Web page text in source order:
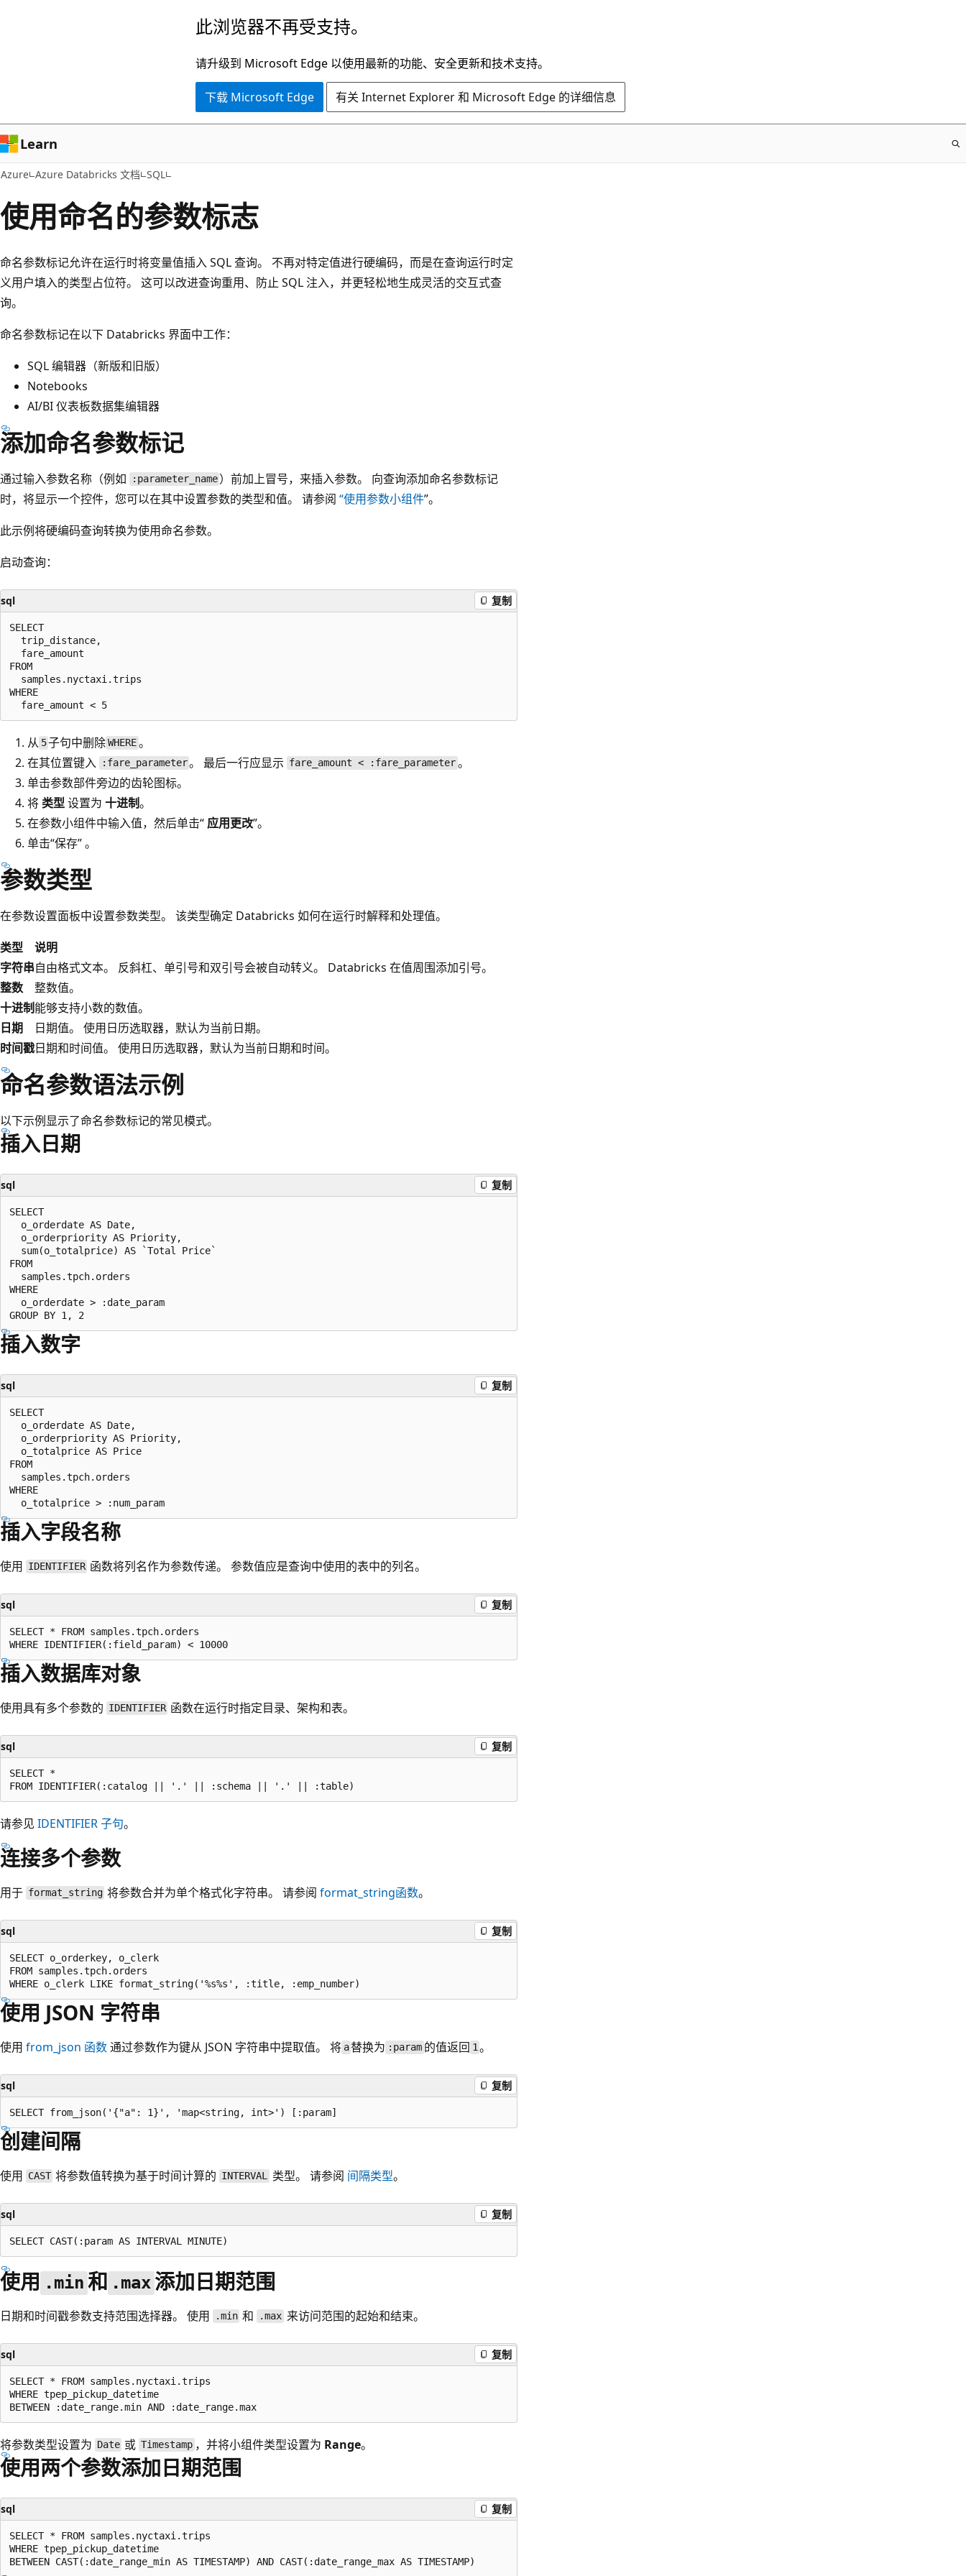
容
此浏览器不再受支持。
请升级到 Microsoft Edge 以使用最新的功能、安全更新和技术支持。
下载 Microsoft Edge 有关 Internet Explorer 和 Microsoft Edge 的详细信息
Learn
Azure Azure Databricks 文档 SQL
使用命名的参数标志
命名参数标记允许在运行时将变量值插入 SQL 查询。 不再对特定值进行硬编码，而是在查询运行时定
义用户填入的类型占位符。 这可以改进查询重用、防止 SQL 注入，并更轻松地生成灵活的交互式查
询。
命名参数标记在以下 Databricks 界面中工作：
SQL 编辑器（新版和旧版）
Notebooks
AI/BI 仪表板数据集编辑器
添加命名参数标记
通过输入参数名称（例如 :parameter_name ）前加上冒号，来插入参数。 向查询添加命名参数标记
时，将显示一个控件，您可以在其中设置参数的类型和值。 请参阅 “使用参数小组件”。
此示例将硬编码查询转换为使用命名参数。
启动查询：
sql 复制
SELECT
  trip_distance,
  fare_amount
FROM
  samples.nyctaxi.trips
WHERE
从 5子句中删除WHERE。
在其位置键入
:fare_parameter。 最后一行应显示 fare_amount < :fare_parameter。
单击参数部件旁边的齿轮图标。
将类型设置为 十进制。
在参数小组件中输入值，然后单击“ 应用更改”。
单击“保存” 。
参数类型
在参数设置面板中设置参数类型。 该类型确定 Databricks 如何在运行时解释和处理值。
类型
说明
字符串自由格式文本。 反斜杠、单引号和双引号会被自动转义。 Databricks 在值周围添加引号。
整数
整数值。
十进制能够支持小数的数值。
日期
日期值。 使用日历选取器，默认为当前日期。
时间戳日期和时间值。 使用日历选取器，默认为当前日期和时间。
命名参数语法示例
以下示例显示了命名参数标记的常见模式。
插入日期
sql 复制
SELECT
  o_orderdate AS Date,
  o_orderpriority AS Priority,
  sum(o_totalprice) AS `Total Price`
FROM
  samples.tpch.orders
WHERE
  o_orderdate > :date_param
插入数字
sql 复制
SELECT
  o_orderdate AS Date,
  o_orderpriority AS Priority,
  o_totalprice AS Price
FROM
  samples.tpch.orders
WHERE
插入字段名称
使用 IDENTIFIER 函数将列名作为参数传递。 参数值应是查询中使用的表中的列名。
sql 复制
SELECT * FROM samples.tpch.orders
插入数据库对象
使用具有多个参数的 IDENTIFIER 函数在运行时指定目录、架构和表。
sql 复制
SELECT *
请参见 IDENTIFIER 子句。
连接多个参数
用于 format_string 将参数合并为单个格式化字符串。 请参阅format_string函数。
sql 复制
SELECT o_orderkey, o_clerk
FROM samples.tpch.orders
使用 JSON 字符串
使用 from_json 函数通过参数作为键从 JSON 字符串中提取值。 将 a 替换为 :param 的值返回 1。
sql 复制
创建间隔
使用 CAST 将参数值转换为基于时间计算的 INTERVAL 类型。 请参阅 间隔类型。
sql 复制
使用 .min 和 .max 添加日期范围
日期和时间戳参数支持范围选择器。 使用 .min 和 .max来访问范围的起始和结束。
sql 复制
SELECT * FROM samples.nyctaxi.trips
WHERE tpep_pickup_datetime
将参数类型设置为 Date 或 Timestamp ，并将小组件类型设置为 Range。
使用两个参数添加日期范围
sql 复制
SELECT * FROM samples.nyctaxi.trips
WHERE tpep_pickup_datetime